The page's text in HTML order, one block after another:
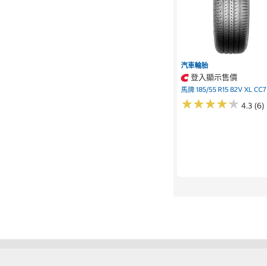
汽車輪胎
登入顯示售價
馬牌 185/55 R15 82V XL
★★★★★
★★★★★ 4.3 (6)